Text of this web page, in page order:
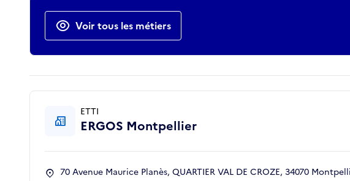
Actions rapides
Voir tous les métiers
ETTI
ERGOS Montpellier
70 Avenue Maurice Planès, QUARTIER VAL DE CROZE, 34070